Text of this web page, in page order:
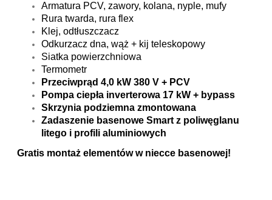
Armatura PCV, zawory, kolana, nyple, mufy
Rura twarda, rura flex
Klej, odtłuszczacz
Odkurzacz dna, wąż + kij teleskopowy
Siatka powierzchniowa
Termometr
Przeciwprąd 4,0 kW 380 V + PCV
Pompa ciepła inverterowa 17 kW + bypass
Skrzynia podziemna zmontowana
Zadaszenie basenowe Smart z poliwęglanu
litego i profili aluminiowych
Gratis montaż elementów w niecce basenowej!